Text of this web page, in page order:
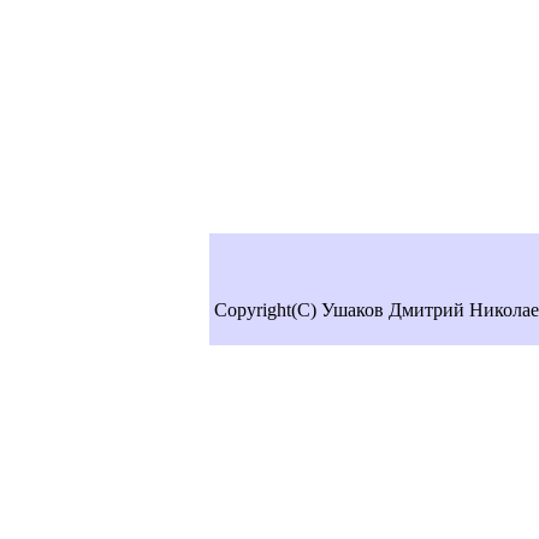
Copyright(C) Ушаков Дмитрий